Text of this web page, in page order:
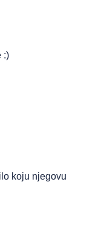
:)
koju njegovu